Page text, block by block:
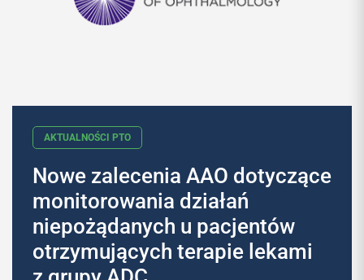
AKTUALNOŚCI PTO
Nowe zalecenia AAO dotyczące
monitorowania działań
niepożądanych u pacjentów
otrzymujących terapie lekami